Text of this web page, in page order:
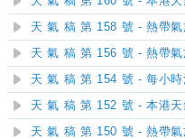
天 氣 稿 第 158 號 - 熱帶氣
天 氣 稿 第 156 號 - 熱帶
天 氣 稿 第 154 號 - 每小時
天 氣 稿 第 152 號 - 本港天
天 氣 稿 第 150 號 - 熱帶氣